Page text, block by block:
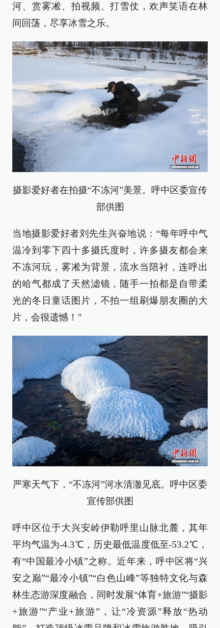
河、赏雾凇、拍视频、打雪仗，欢声笑语在林
间回荡，尽享冰雪之乐。
摄影爱好者在拍摄“不冻河”美景。呼中区委宣传
部供图
当地摄影爱好者刘先生兴奋地说：“每年呼中气
温冷到零下四十多摄氏度时，许多摄友都会来
不冻河玩，雾凇为背景，流水当陪衬，连呼出
的哈气都成了天然滤镜，随手一拍都是自带柔
光的冬日童话图片，不拍一组刷爆朋友圈的大
片，会很遗憾！”
严寒天气下，“不冻河”河水清澈见底。呼中区委
宣传部供图
呼中区位于大兴安岭伊勒呼里山脉北麓，其年
平均气温为-4.3℃，历史最低温度低至-53.2℃，
有“中国最冷小镇”之称。近年来，呼中区将“兴
安之巅”“最冷小镇”“白色山峰”等独特文化与森
林生态游深度融合，同时发展“体育+旅游”“摄影
+旅游”“产业+旅游”，让“冷资源”释放“热动